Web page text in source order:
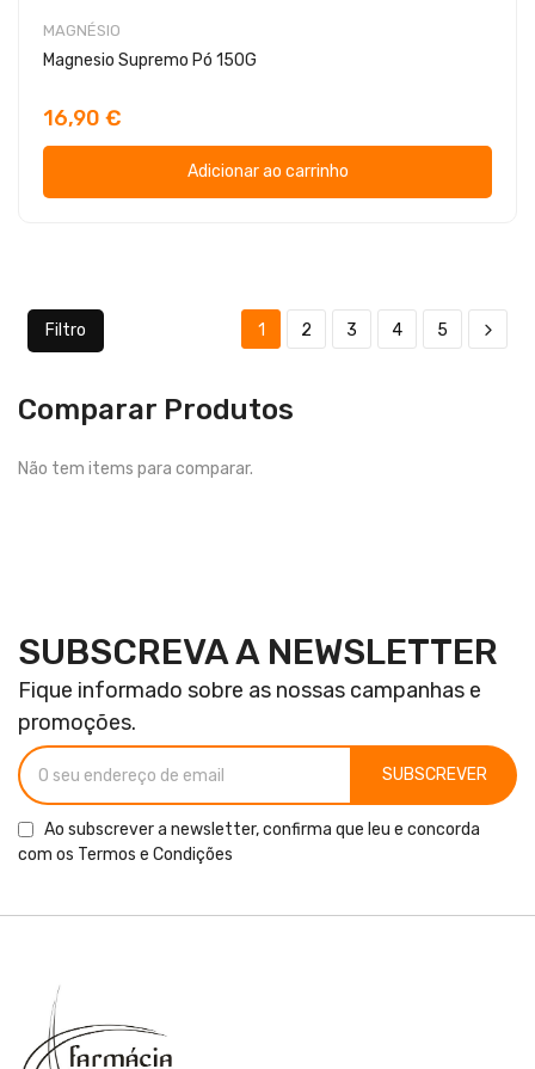
MAGNÉSIO
Magnesio Supremo Pó 150G
16,90 €
Adicionar ao carrinho
Filtro 1 2 3 4 5
Comparar Produtos
Não tem items para comparar.
SUBSCREVA A NEWSLETTER
Fique informado sobre as nossas campanhas e
promoções.
SUBSCREVER
Ao subscrever a newsletter, confirma que leu e concorda
com os Termos e Condições